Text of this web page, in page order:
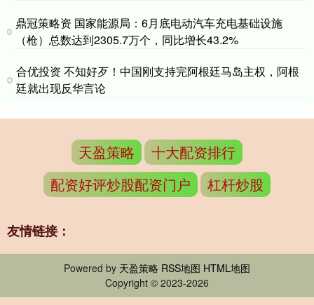
鼎冠策略资 国家能源局：6月底电动汽车充电基础设施
（枪）总数达到2305.7万个，同比增长43.2%
合优投资 不知好歹！中国刚支持完阿根廷马岛主权，阿根
廷就出现反华言论
天盈策略
十大配资排行
配资好评炒股配资门户
杠杆炒股
友情链接：
Powered by 天盈策略 RSS地图 HTML地图
Copyright © 2023-2026